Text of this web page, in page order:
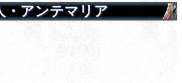
・アンテマリア